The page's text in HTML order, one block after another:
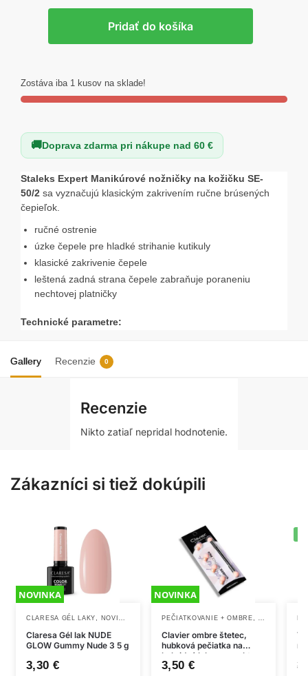
Staleks Expert Manikúrové nožničky na kožičku SE-
50/2 sa vyznačujú klasickým zakrivením ručne brúsených
čepieľok.
ručné ostrenie
úzke čepele pre hladké strihanie kutikuly
klasické zakrivenie čepele
leštená zadná strana čepele zabraňuje poraneniu
nechtovej platničky
Technické parametre:
– materiál: nehrdzavejúca oceľ
– účel: na manikúru
nožničky
na
SE-
50/2
Pridať do košíka
Zostáva iba 1 kusov na sklade!
Doprava zdarma pri nákupe nad 60 €
Gallery Recenzie 0
Recenzie
Nikto zatiaľ nepridal hodnotenie.
Zákazníci si tiež dokúpili
NOVINKA
CLARESA GÉL LAKY NOVINKY
Claresa Gél lak NUDE
GLOW Gummy Nude 3 5 g
3,30 €
NOVINKA
PEČIATKOVANIE + OMBRE POMÔCKY A
Clavier ombre štetec,
hubková pečiatka na
hybridné laky na nechty
3,50 €